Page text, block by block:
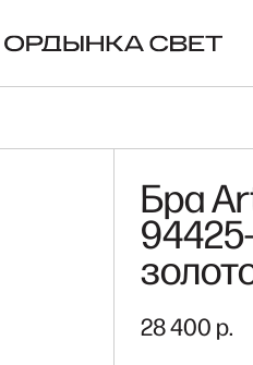
Бра
28 400 р.